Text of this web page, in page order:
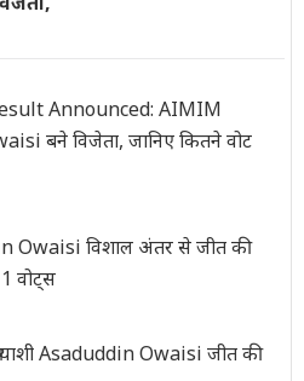
Announced: AIMIM
बने विजेता, जानिए कितने वोट
Owaisi विशाल अंतर से जीत की
वोट्स
Asaduddin Owaisi जीत की